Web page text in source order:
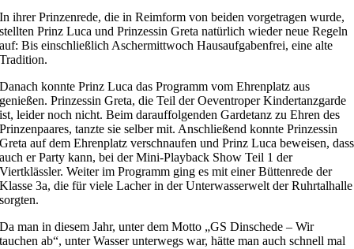
In ihrer Prinzenrede, die in Reimform von beiden vorgetragen wurde,
stellten Prinz Luca und Prinzessin Greta natürlich wieder neue Regeln
auf: Bis einschließlich Aschermittwoch Hausaufgabenfrei, eine alte
Tradition.
Danach konnte Prinz Luca das Programm vom Ehrenplatz aus
genießen. Prinzessin Greta, die Teil der Oeventroper Kindertanzgarde
ist, leider noch nicht. Beim darauffolgenden Gardetanz zu Ehren des
Prinzenpaares, tanzte sie selber mit. Anschließend konnte Prinzessin
Greta auf dem Ehrenplatz verschnaufen und Prinz Luca beweisen, dass
auch er Party kann, bei der Mini-Playback Show Teil 1 der
Viertklässler. Weiter im Programm ging es mit einer Büttenrede der
Klasse 3a, die für viele Lacher in der Unterwasserwelt der Ruhrtalhalle
sorgten.
Da man in diesem Jahr, unter dem Motto „GS Dinschede – Wir
tauchen ab“, unter Wasser unterwegs war, hätte man auch schnell mal